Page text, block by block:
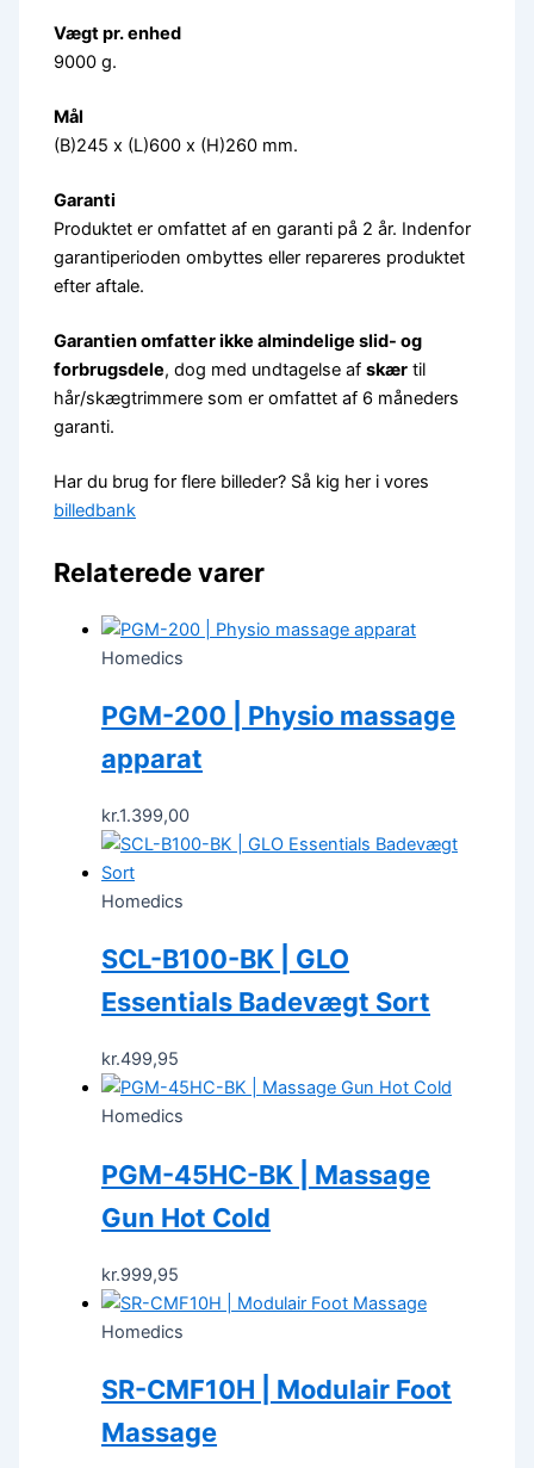
Vægt pr. enhed
9000 g.
Mål
(B)245 x (L)600 x (H)260 mm.
Garanti
Produktet er omfattet af en garanti på 2 år. Indenfor
garantiperioden ombyttes eller repareres produktet
efter aftale.
Garantien omfatter ikke almindelige slid- og
forbrugsdele, dog med undtagelse afskær til
hår/skægtrimmere som er omfattet af 6 måneders
garanti.
Har du brug for flere billeder? Så kig her i vores
billedbank
Relaterede varer
Homedics
PGM-200 | Physio massage
apparat
kr.1.399,00
Homedics
SCL-B100-BK | GLO
Essentials Badevægt Sort
kr.499,95
Homedics
PGM-45HC-BK | Massage
Gun Hot Cold
kr.999,95
Homedics
SR-CMF10H | Modulair Foot
Massage